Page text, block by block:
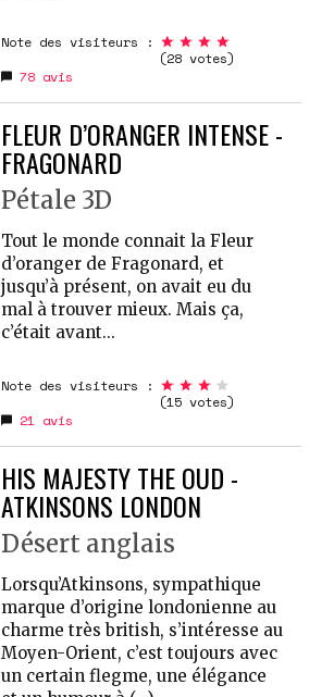
Note des visiteurs :
(28 votes)
78 avis
FLEUR D’ORANGER INTENSE -
FRAGONARD
Pétale 3D
Tout le monde connait la Fleur
d’oranger de Fragonard, et
jusqu’à présent, on avait eu du
mal à trouver mieux. Mais ça,
c’était avant...
Note des visiteurs :
(15 votes)
21 avis
HIS MAJESTY THE OUD -
ATKINSONS LONDON
Désert anglais
Lorsqu’Atkinsons, sympathique
marque d’origine londonienne au
charme très british, s’intéresse au
Moyen-Orient, c’est toujours avec
un certain flegme, une élégance